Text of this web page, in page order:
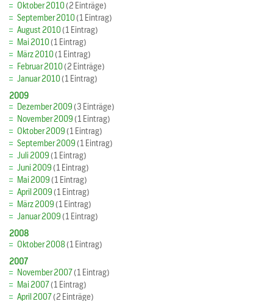
Oktober 2010(2 Einträge)
September 2010(1 Eintrag)
August 2010(1 Eintrag)
Mai 2010(1 Eintrag)
März 2010(1 Eintrag)
Februar 2010(2 Einträge)
Januar 2010(1 Eintrag)
2009
Dezember 2009(3 Einträge)
November 2009(1 Eintrag)
Oktober 2009(1 Eintrag)
September 2009(1 Eintrag)
Juli 2009(1 Eintrag)
Juni 2009(1 Eintrag)
Mai 2009(1 Eintrag)
April 2009(1 Eintrag)
März 2009(1 Eintrag)
Januar 2009(1 Eintrag)
2008
Oktober 2008(1 Eintrag)
2007
November 2007(1 Eintrag)
Mai 2007(1 Eintrag)
April 2007(2 Einträge)